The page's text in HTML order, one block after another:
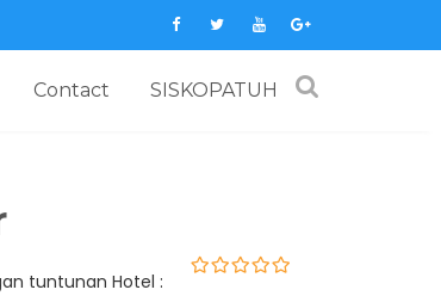
Contact SISKOPATUH
tuntunan Hotel :